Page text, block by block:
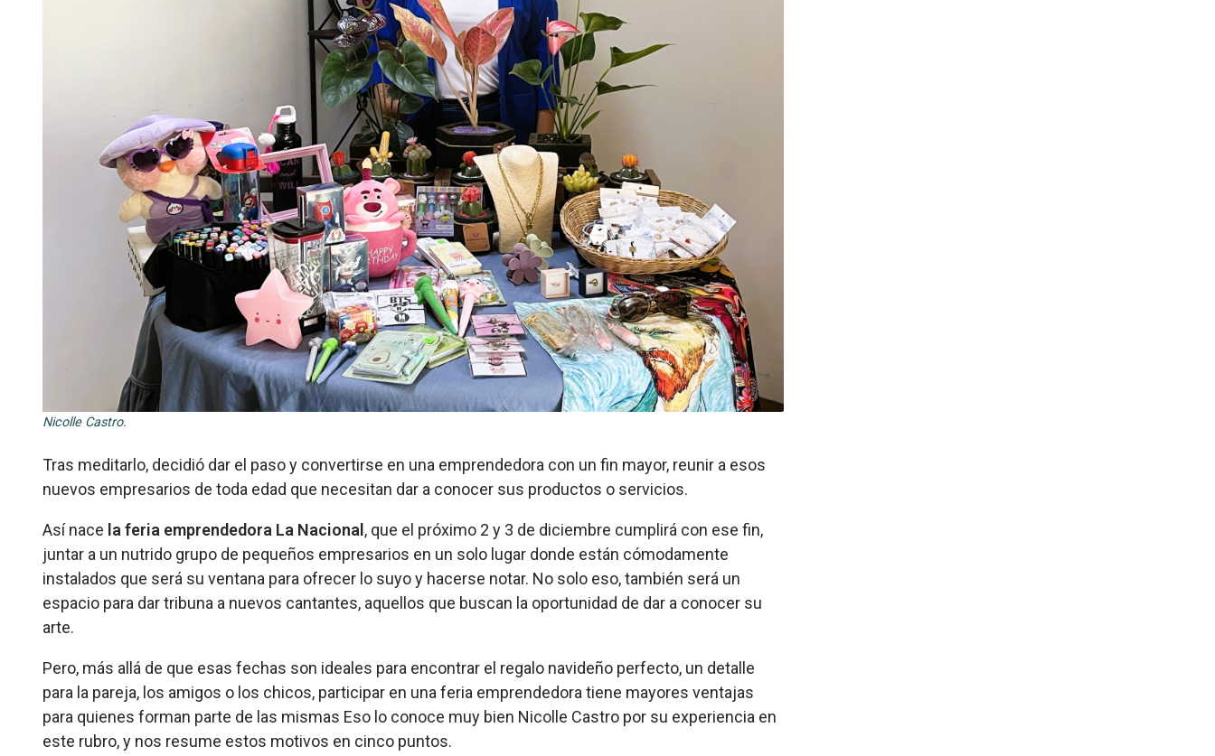
Nicolle Castro.
Tras meditarlo, decidió dar el paso y convertirse en una emprendedora con un fin mayor, reunir a esos
nuevos empresarios de toda edad que necesitan dar a conocer sus productos o servicios.
Así nace la feria emprendedora La Nacional, que el próximo 2 y 3 de diciembre cumplirá con ese fin,
juntar a un nutrido grupo de pequeños empresarios en un solo lugar donde están cómodamente
instalados que será su ventana para ofrecer lo suyo y hacerse notar. No solo eso, también será un
espacio para dar tribuna a nuevos cantantes, aquellos que buscan la oportunidad de dar a conocer su
arte.
Pero, más allá de que esas fechas son ideales para encontrar el regalo navideño perfecto, un detalle
para la pareja, los amigos o los chicos, participar en una feria emprendedora tiene mayores ventajas
para quienes forman parte de las mismas Eso lo conoce muy bien Nicolle Castro por su experiencia en
este rubro, y nos resume estos motivos en cinco puntos.